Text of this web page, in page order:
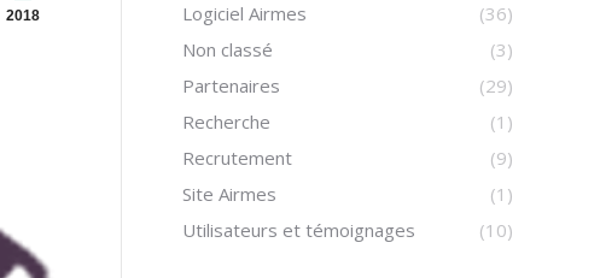
2018
Logiciel Airmes
(36)
Non classé
(3)
Partenaires
(29)
Recherche
(1)
Recrutement
(9)
Site Airmes
(1)
Utilisateurs et témoignages
(10)